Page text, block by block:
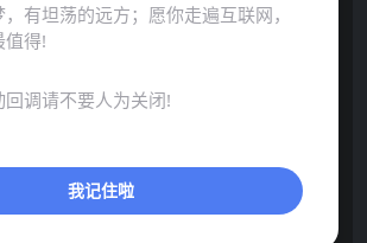
本资源需权限下载
VIP折扣
不可购买
有坦荡的远方；愿你走遍互联网，
值得!
调请不要人为关闭!
我记住啦